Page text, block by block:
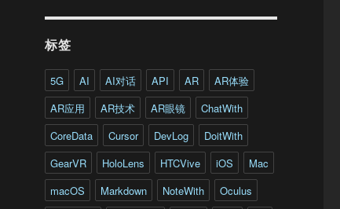
标签
5G AI AI对话 API AR
AR体验
AR应用
AR技术 AR眼镜
ChatWith
CoreData
Cursor DevLog
DoitWith
GearVR
HoloLens HTCVive iOS
Mac
macOS
Markdown NoteWith
Oculus